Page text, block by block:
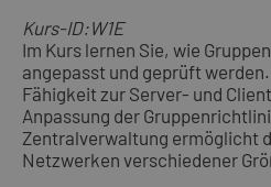
Kurs-ID:W1E
Im Kurs lernen Sie, wie
angepasst und geprüft
Fähigkeit zur Server- und
Anpassung der
Zentralverwaltung ermöglicht
Netzwerken verschiedener